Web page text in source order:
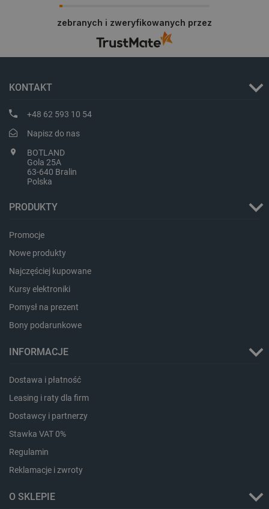
na przyszłość.
zebranych i zweryfikowanych przez
KONTAKT
+48 62 593 10 54
Napisz do nas
BOTLAND
Gola 25A
63-640 Bralin
Polska
PRODUKTY
Promocje
Nowe produkty
Najczęściej kupowane
Kursy elektroniki
Pomysł na prezent
Bony podarunkowe
INFORMACJE
Dostawa i płatność
Leasing i raty dla firm
Dostawcy i partnerzy
Stawka VAT 0%
Regulamin
Reklamacje i zwroty
O SKLEPIE
isListDisplay
botland.com.pl